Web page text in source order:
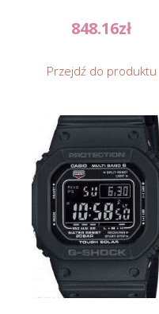
848.16zł
Przejdź do produktu